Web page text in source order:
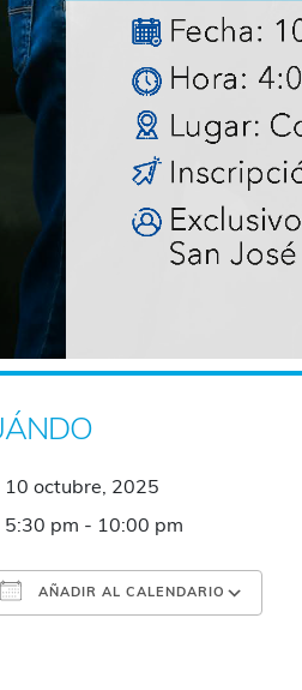
10 octubre, 2025
5:30 pm - 10:00 pm
AÑADIR AL CALENDARIO